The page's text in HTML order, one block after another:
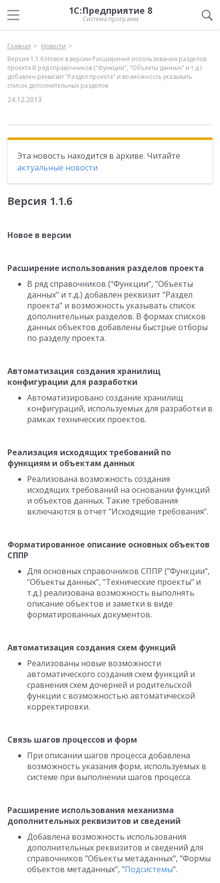
1С:Предприятие 8
Система программ
Главная
Новости
Версия 1.1.6 Новое в версии Расширение использования разделов
проекта В ряд справочников ("Функции", "Объекты данных" и т.д.)
добавлен реквизит "Раздел проекта" и возможность указывать
список дополнительных разделов
24.12.2013
Эта новость находится в архиве. Читайте
актуальные новости
Версия 1.1.6
Новое в версии
Расширение использования разделов проекта
В ряд справочников ("Функции", "Объекты
данных" и т.д.) добавлен реквизит "Раздел
проекта" и возможность указывать список
дополнительных разделов. В формах списков
данных объектов добавлены быстрые отборы
по разделу проекта.
Автоматизация создания хранилищ
конфигурации для разработки
Автоматизировано создание хранилищ
конфигураций, используемых для разработки в
рамках технических проектов.
Реализация исходящих требований по
функциям и объектам данных
Реализована возможность создания
исходящих требований на основании функций
и объектов данных. Такие требования
включаются в отчет "Исходящие требования".
Форматированное описание основных объектов
СППР
Для основных справочников СППР ("Функции",
"Объекты данных", "Технические проекты" и
т.д.) реализована возможность выполнять
описание объектов и заметки в виде
форматированных документов.
Автоматизация создания схем функций
Реализованы новые возможности
автоматического создания схем функций и
сравнения схем дочерней и родительской
функции с возможностью автоматической
корректировки.
Связь шагов процессов и форм
При описании шагов процесса добавлена
возможность указания форм, используемых в
системе при выполнении шагов процесса.
Расширение использования механизма
дополнительных реквизитов и сведений
Добавлена возможность использования
дополнительных реквизитов и сведений для
справочников "Объекты метаданных", "Формы
объектов метаданных", "Подсистемы".